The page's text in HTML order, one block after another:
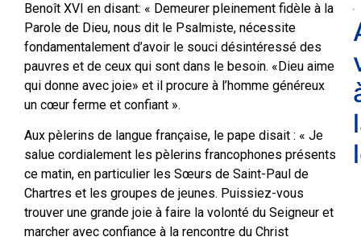
Benoît XVI en disant: « Demeurer pleinement fidèle à la
Parole de Dieu, nous dit le Psalmiste, nécessite
fondamentalement d’avoir le souci désintéressé des
pauvres et de ceux qui sont dans le besoin. «Dieu aime
qui donne avec joie» et il procure à l’homme généreux
un cœur ferme et confiant ».
Aux pèlerins de langue française, le pape disait : « Je
salue cordialement les pèlerins francophones présents
ce matin, en particulier les Sœurs de Saint-Paul de
Chartres et les groupes de jeunes. Puissiez-vous
trouver une grande joie à faire la volonté du Seigneur et
marcher avec confiance à la rencontre du Christ